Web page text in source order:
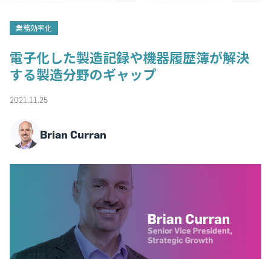
業務効率化
電子化した製造記録や機器履歴簿が解決
する製造分野のギャップ
2021.11.25
Brian Curran